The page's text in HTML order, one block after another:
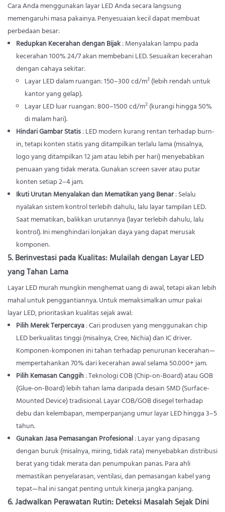
Cara Anda menggunakan layar LED Anda secara langsung
memengaruhi masa pakainya. Penyesuaian kecil dapat membuat
perbedaan besar:
Redupkan Kecerahan dengan Bijak: Menyalakan lampu pada
kecerahan 100% 24/7 akan membebani LED. Sesuaikan kecerahan
dengan cahaya sekitar:
Layar LED dalam ruangan: 150–300 cd/m² (lebih rendah untuk
kantor yang gelap).
Layar LED luar ruangan: 800–1500 cd/m² (kurangi hingga 50%
di malam hari).
Hindari Gambar Statis: LED modern kurang rentan terhadap burn-
in, tetapi konten statis yang ditampilkan terlalu lama (misalnya,
logo yang ditampilkan 12 jam atau lebih per hari) menyebabkan
penuaan yang tidak merata. Gunakan screen saver atau putar
konten setiap 2–4 jam.
Ikuti Urutan Menyalakan dan Mematikan yang Benar: Selalu
nyalakan sistem kontrol terlebih dahulu, lalu layar tampilan LED.
Saat mematikan, balikkan urutannya (layar terlebih dahulu, lalu
kontrol). Ini menghindari lonjakan daya yang dapat merusak
komponen.
5. Berinvestasi pada Kualitas: Mulailah dengan Layar LED
yang Tahan Lama
Layar LED murah mungkin menghemat uang di awal, tetapi akan lebih
mahal untuk penggantiannya. Untuk memaksimalkan umur pakai
layar LED, prioritaskan kualitas sejak awal:
Pilih Merek Terpercaya: Cari produsen yang menggunakan chip
LED berkualitas tinggi (misalnya, Cree, Nichia) dan IC driver.
Komponen-komponen ini tahan terhadap penurunan kecerahan—
mempertahankan 70% dari kecerahan awal selama 50.000+ jam.
Pilih Kemasan Canggih: Teknologi COB (Chip-on-Board) atau GOB
(Glue-on-Board) lebih tahan lama daripada desain SMD (Surface-
Mounted Device) tradisional. Layar COB/GOB disegel terhadap
debu dan kelembapan, memperpanjang umur layar LED hingga 3–5
tahun.
Gunakan Jasa Pemasangan Profesional: Layar yang dipasang
dengan buruk (misalnya, miring, tidak rata) menyebabkan distribusi
berat yang tidak merata dan penumpukan panas. Para ahli
memastikan penyelarasan, ventilasi, dan pemasangan kabel yang
tepat—hal ini sangat penting untuk kinerja jangka panjang.
6. Jadwalkan Perawatan Rutin: Deteksi Masalah Sejak Dini